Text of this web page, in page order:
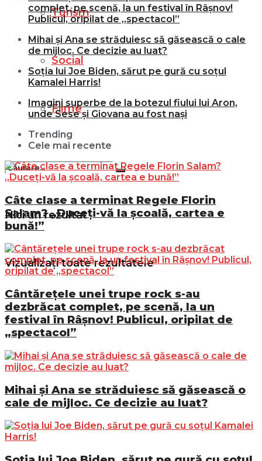
Turism
Social
Filme
Nici un rezultat
Vizualizați toate rezultatele
complet, pe scenă, la un festival în Râșnov!
Publicul, oripilat de „spectacol”
Mihai și Ana se străduiesc să găsească o cale
de mijloc. Ce decizie au luat?
Soția lui Joe Biden, sărut pe gură cu soțul
Kamalei Harris!
Imagini superbe de la botezul fiului lui Aron,
unde Sese și Giovana au fost nași
Trending
Cele mai recente
Câte clase a terminat Regele Florin
Salam? „Duceți-vă la școală, cartea e
bună!”
Cântărețele unei trupe rock s-au
dezbrăcat complet, pe scenă, la un
festival în Râșnov! Publicul, oripilat de
„spectacol”
Mihai și Ana se străduiesc să găsească o
cale de mijloc. Ce decizie au luat?